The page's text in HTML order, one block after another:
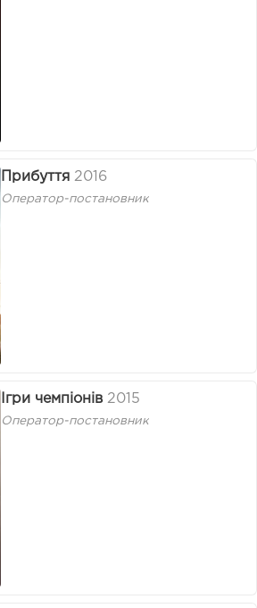
Прибуття 2016
Оператор-постановник
Ігри чемпіонів 2015
Оператор-постановник